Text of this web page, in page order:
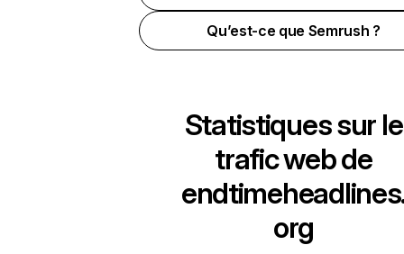
Qu’est-ce que Semrush ?
Statistiques sur le
trafic web de
org